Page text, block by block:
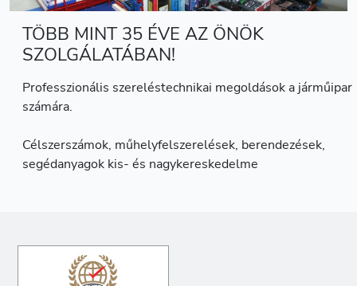
TÖBB MINT 35 ÉVE AZ ÖNÖK
SZOLGÁLATÁBAN!
Professzionális szereléstechnikai megoldások a járműipar
számára.
Célszerszámok, műhelyfelszerelések, berendezések,
segédanyagok kis- és nagykereskedelme